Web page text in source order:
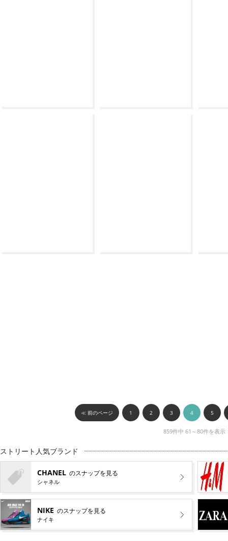
≪ 前のページ 1 2 3 4 5
859件中 61～80件を表示
ストリート人気ブランド
CHANEL のスナップを見る
シャネル
NIKE のスナップを見る
ナイキ